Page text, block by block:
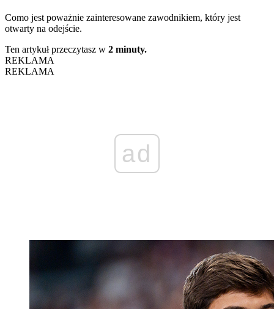
Como jest poważnie zainteresowane zawodnikiem, który jest
otwarty na odejście.
Ten artykuł przeczytasz w 2 minuty.
REKLAMA
REKLAMA
ad